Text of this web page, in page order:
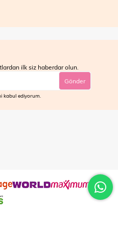
ilk siz haberdar olun.
Gönder
kabul ediyorum.